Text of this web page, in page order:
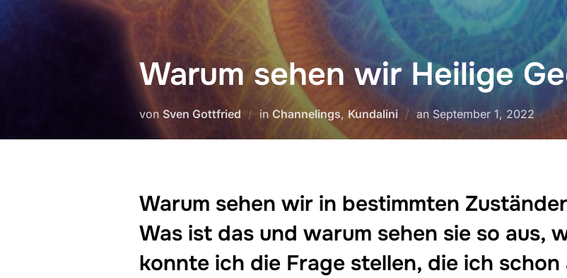
Warum sehen wir Heilige
von Sven Gottfried in Channelings,Kundalini an Veröffentlicht
September 1, 2022
Warum sehen wir in bestimmten
Was ist das und warum sehen sie so aus,
konnte ich die Frage stellen, die ich